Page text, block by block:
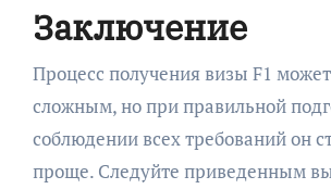
Заключение
Процесс получения визы F1
сложным, но при правильной
соблюдении всех требований он
проще. Следуйте приведенным